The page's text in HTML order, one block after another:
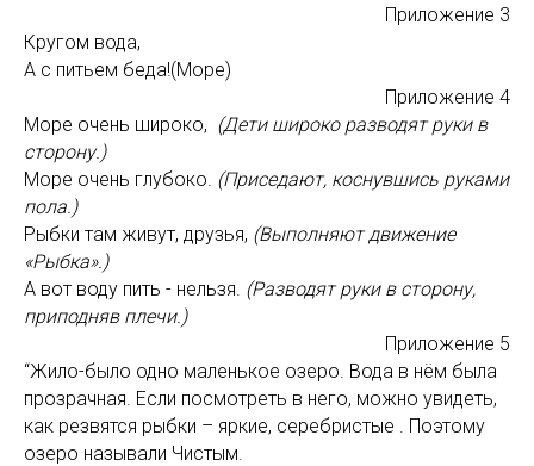
Приложение 3
Кругом вода,
А с питьем беда!(Море)
Приложение 4
Море очень широко, (Дети широко разводят руки в
сторону.)
Море очень глубоко. (Приседают, коснувшись руками
пола.)
Рыбки там живут, друзья, (Выполняют движение
«Рыбка».)
А вот воду пить - нельзя. (Разводят руки в сторону,
приподняв плечи.)
Приложение 5
“Жило-было одно маленькое озеро. Вода в нём была
прозрачная. Если посмотреть в него, можно увидеть,
как резвятся рыбки – яркие, серебристые . Поэтому
озеро называли Чистым.